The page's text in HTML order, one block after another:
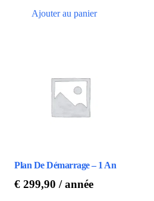
Ajouter au panier
Plan De Démarrage – 1 An
€ 299,90 / année